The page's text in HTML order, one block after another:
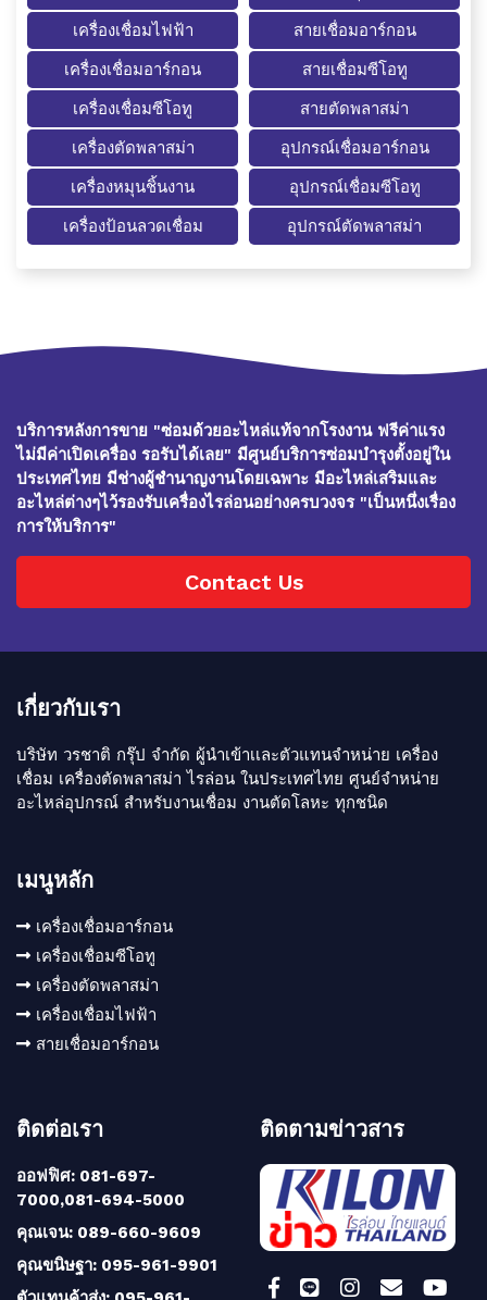
เครื่องเชื่อมไฟฟ้า
เครื่องเชื่อมอาร์กอน
เครื่องเชื่อมซีโอทู
เครื่องตัดพลาสม่า
เครื่องหมุนชิ้นงาน
เครื่องป้อนลวดเชื่อม
สายเชื่อมอาร์กอน
สายเชื่อมซีโอทู
สายตัดพลาสม่า
อุปกรณ์เชื่อมอาร์กอน
อุปกรณ์เชื่อมซีโอทู
อุปกรณ์ตัดพลาสม่า
บริการหลังการขาย "ซ่อมด้วยอะไหล่แท้จากโรงงาน ฟรีค่าแรง
ไม่มีค่าเปิดเครื่อง รอรับได้เลย" มีศูนย์บริการซ่อมบำรุงตั้งอยู่ใน
ประเทศไทย มีช่างผู้ชำนาญงานโดยเฉพาะ มีอะไหล่เสริมและ
อะไหล่ต่างๆไว้รองรับเครื่องไรล่อนอย่างครบวงจร "เป็นหนึ่งเรื่อง
การให้บริการ"
Contact Us
เกี่ยวกับเรา
บริษัท วรชาติ กรุ๊ป จำกัด ผู้นำเข้าเเละตัวแทนจำหน่าย เครื่อง
เชื่อม เครื่องตัดพลาสม่า ไรล่อน ในประเทศไทย ศูนย์จำหน่าย
อะไหล่อุปกรณ์ สำหรับงานเชื่อม งานตัดโลหะ ทุกชนิด
เมนูหลัก
เครื่องเชื่อมอาร์กอน
เครื่องเชื่อมซีโอทู
เครื่องตัดพลาสม่า
เครื่องเชื่อมไฟฟ้า
สายเชื่อมอาร์กอน
ติดต่อเรา
ออฟฟิศ: 081-697-
7000,081-694-5000
คุณเจน: 089-660-9609
คุณขนิษฐา: 095-961-9901
ติดตามข่าวสาร